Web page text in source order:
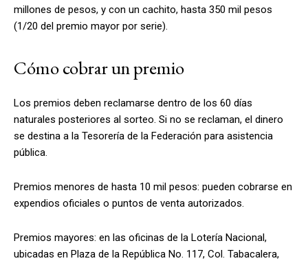
millones de pesos, y con un cachito, hasta 350 mil pesos
(1/20 del premio mayor por serie).
Cómo cobrar un premio
Los premios deben reclamarse dentro de los 60 días
naturales posteriores al sorteo. Si no se reclaman, el dinero
se destina a la Tesorería de la Federación para asistencia
pública.
Premios menores de hasta 10 mil pesos: pueden cobrarse en
expendios oficiales o puntos de venta autorizados.
Premios mayores: en las oficinas de la Lotería Nacional,
ubicadas en Plaza de la República No. 117, Col. Tabacalera,